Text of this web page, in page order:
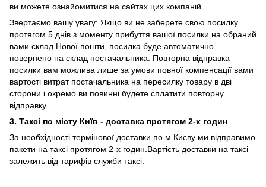
ви можете ознайомитися на сайтах цих компаній.
Звертаємо вашу увагу: Якщо ви не заберете свою посилку
протягом 5 днів з моменту прибуття вашої посилки на обраний
вами склад Нової пошти, посилка буде автоматично
повернено на склад постачальника. Повторна відправка
посилки вам можлива лише за умови повної компенсації вами
вартості витрат постачальника на пересилку товару в дві
сторони і окремо ви повинні будете сплатити повторну
відправку.
3. Таксі по місту Київ - доставка протягом 2-х годин
За необхідності термінової доставки по м.Києву ми відправимо
пакети на таксі протягом 2-х годин.Вартість доставки на таксі
залежить від тарифів служби таксі.